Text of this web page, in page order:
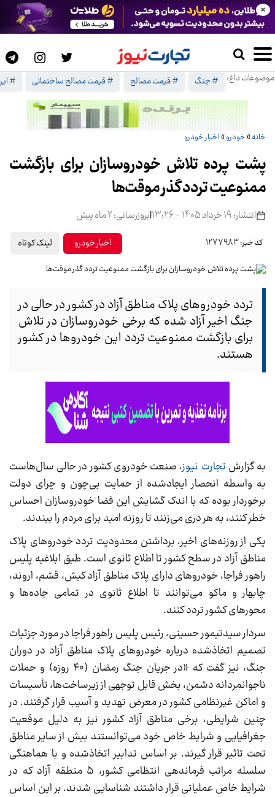
موضوعات داغ: # جنگ # قیمت مصالح # قیمت مصالح ساختمانی #
×
خانه» خودرو» اخبار خودرو
پشت پرده تلاش خودروسازان برای بازگشت
ممنوعیت تردد گذر موقت‌ها
انتشار: 19 خرداد 1405 - 13:26 |بروزرسانی: 2 ماه پیش
کد خبر: 1277983 اخبار خودرو لینک کوتاه
تردد خودرو‌های پلاک مناطق آزاد در کشور در حالی در
جنگ اخیر آزاد شده که برخی خودروسازان در تلاش
برای بازگشت ممنوعیت تردد این خودرو‌ها در کشور
هستند.
به گزارش تجارت نیوز، صنعت خودروی کشور در حالی سال‌هاست
به واسطه انحصار ایجادشده از حمایت بی‌چون و چرای دولت
برخوردار بوده که با اندک گشایش این فضا خودروسازان احساس
خطر کنند، به هر دری می‌زنند تا روزنه امید برای مردم را ببندند.
یکی از روزنه‌های اخیر، برداشتن محدودیت تردد خودرو‌های پلاک
مناطق آزاد در سطح کشور تا اطلاع ثانوی است. طبق ابلاغیه پلیس
راهور فراجا، خودرو‌های دارای پلاک مناطق آزاد کیش، قشم، اروند،
چابهار و ماکو می‌توانند تا اطلاع ثانوی در تمامی جاده‌ها و
محور‌های کشور تردد کنند.
سردار سیدتیمور حسینی، رئیس پلیس راهور فراجا در مورد جزئیات
تصمیم اتخاذشده درباره خودرو‌های پلاک مناطق آزاد در دوران
جنگ، نیز گفت که «در جریان جنگ رمضان (۴۰ روزه) و حملات
ناجوانمردانه دشمن، بخش قابل توجهی از زیرساخت‌ها، تأسیسات
و اماکن غیرنظامی کشور در معرض تهدید و آسیب قرار گرفتند. در
چنین شرایطی، برخی مناطق آزاد کشور نیز به دلیل موقعیت
جغرافیایی و شرایط خاص خود می‌توانستند بیش از سایر مناطق
تحت تاثیر قرار گیرند. بر اساس تدابیر اتخاذشده و با هماهنگی
سلسله مراتب فرماندهی انتظامی کشور، ۵ منطقه آزاد که در
شرایط خاص عملیاتی قرار داشتند شناسایی شدند. بر این اساس